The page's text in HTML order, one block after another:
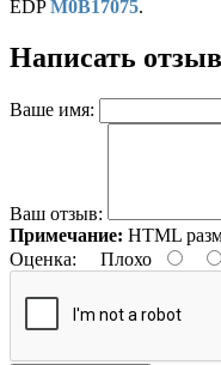
EDPM0B17075.
Написать отзыв
Ваше имя:
Ваш отзыв:
Примечание: HTML
Оценка: Плохо